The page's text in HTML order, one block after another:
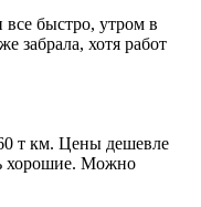
все быстро, утром в
забрала, хотя работ
т км. Цены дешевле
хорошие. Можно